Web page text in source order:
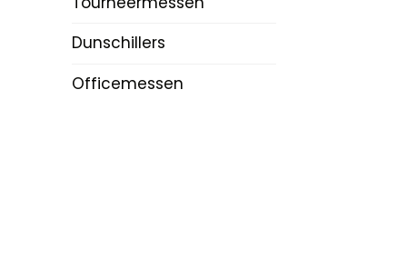
Dunschillers
Officemessen